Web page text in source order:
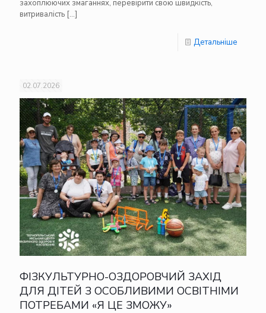
захоплюючих змаганнях, перевірити свою швидкість,
витривалість […]
Детальніше
02.07.2026
ФІЗКУЛЬТУРНО-ОЗДОРОВЧИЙ ЗАХІД
ДЛЯ ДІТЕЙ З ОСОБЛИВИМИ ОСВІТНІМИ
ПОТРЕБАМИ «Я ЦЕ ЗМОЖУ»